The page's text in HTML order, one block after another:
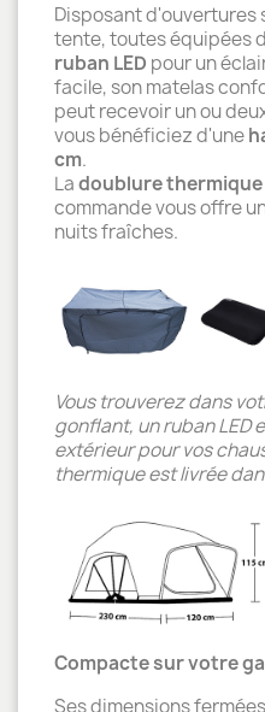
Disposant d'ouvertures
tente, toutes équipées
ruban LED pour un
facile, son matelas
peut recevoir un ou
vous bénéficiez d'une
cm.
Ladoublure thermique
commande vous offre
nuits fraîches.
Vous trouverez dans
gonflant, un ruban LED
extérieur pour vos
thermique est livrée
Compacte sur votre
Ses dimensions